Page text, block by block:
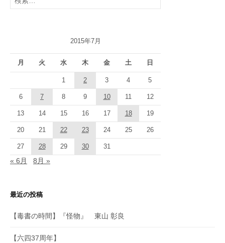
索:
2015年7月
月 火 水 木 金 土 日
1 2 3 4 5
6 7 8 9 10 11 12
13 14 15 16 17 18 19
20 21 22 23 24 25 26
27 28 29 30 31
« 6月 8月 »
最近の投稿
【毒書の時間】『怪物』 東山 彰良
【六四37周年】